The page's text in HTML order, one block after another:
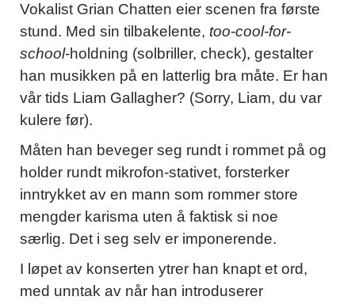
Vokalist Grian Chatten eier scenen fra første
stund. Med sin tilbakelente, too-cool-for-
school-holdning (solbriller, check), gestalter
han musikken på en latterlig bra måte. Er han
vår tids Liam Gallagher? (Sorry, Liam, du var
kulere før).
Måten han beveger seg rundt i rommet på og
holder rundt mikrofon-stativet, forsterker
inntrykket av en mann som rommer store
mengder karisma uten å faktisk si noe
særlig. Det i seg selv er imponerende.
I løpet av konserten ytrer han knapt et ord,
med unntak av når han introduserer